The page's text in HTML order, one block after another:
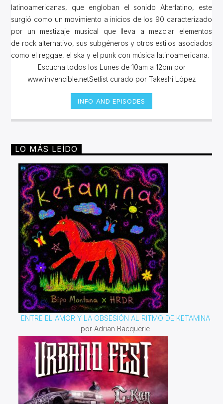
latinoamericanas, que engloban el sonido Alterlatino, este
surgió como un movimiento a inicios de los 90 caracterizado
por un mestizaje musical que lleva a mezclar elementos
de rock alternativo, sus subgéneros y otros estilos asociados
como el reggae, el ska y el punk con música latinoamericana.
Escucha todos los Lunes de 10am a 12pm por
www.invencible.netSetlist curado por Takeshi López
INFO AND EPISODES
LO MÁS LEÍDO
ENTRE EL AMOR Y LA OBSESIÓN AL RITMO DE KETAMINA
por Adrian Bacquerie